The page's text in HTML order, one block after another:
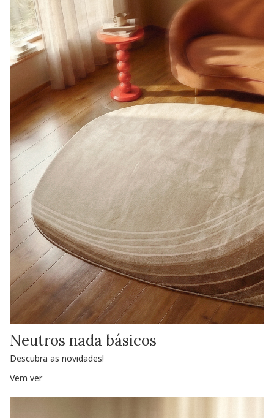
Neutros nada básicos
Descubra as novidades!
Vem ver